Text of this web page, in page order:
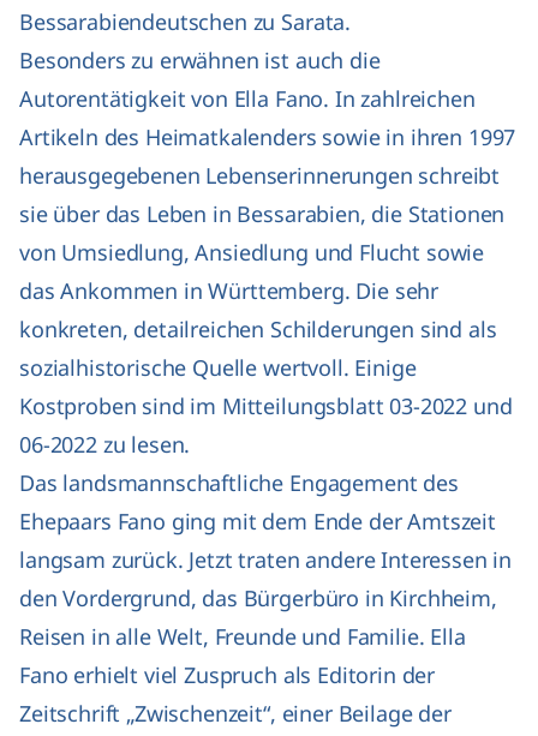
Bessarabiendeutschen zu Sarata.
Besonders zu erwähnen ist auch die
Autorentätigkeit von Ella Fano. In zahlreichen
Artikeln des Heimatkalenders sowie in ihren 1997
herausgegebenen Lebenserinnerungen schreibt
sie über das Leben in Bessarabien, die Stationen
von Umsiedlung, Ansiedlung und Flucht sowie
das Ankommen in Württemberg. Die sehr
konkreten, detailreichen Schilderungen sind als
sozialhistorische Quelle wertvoll. Einige
Kostproben sind im Mitteilungsblatt 03-2022 und
06-2022 zu lesen.
Das landsmannschaftliche Engagement des
Ehepaars Fano ging mit dem Ende der Amtszeit
langsam zurück. Jetzt traten andere Interessen in
den Vordergrund, das Bürgerbüro in Kirchheim,
Reisen in alle Welt, Freunde und Familie. Ella
Fano erhielt viel Zuspruch als Editorin der
Zeitschrift „Zwischenzeit“, einer Beilage der